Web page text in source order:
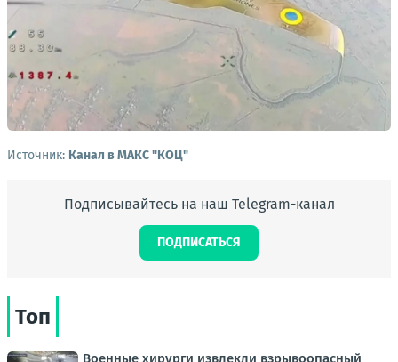
Источник: Канал в МАКС "КОЦ"
Подписывайтесь на наш Telegram-канал
ПОДПИСАТЬСЯ
Топ
Военные хирурги извлекли взрывоопасный